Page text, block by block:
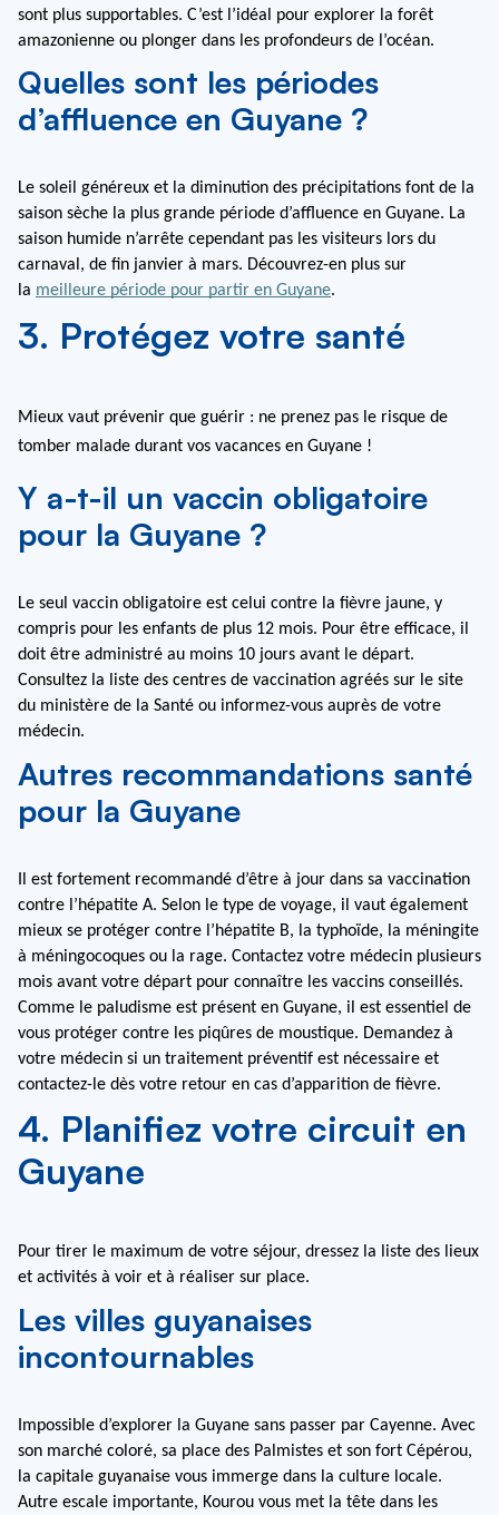
sont plus supportables. C’est l’idéal pour explorer la forêt
amazonienne ou plonger dans les profondeurs de l’océan.
Quelles sont les périodes
d’affluence en Guyane ?
Le soleil généreux et la diminution des précipitations font de la
saison sèche la plus grande période d’affluence en Guyane. La
saison humide n’arrête cependant pas les visiteurs lors du
carnaval, de fin janvier à mars. Découvrez-en plus sur
la meilleure période pour partir en Guyane.
3. Protégez votre santé
Mieux vaut prévenir que guérir : ne prenez pas le risque de
tomber malade durant vos vacances en Guyane !
Y a-t-il un vaccin obligatoire
pour la Guyane ?
Le seul vaccin obligatoire est celui contre la fièvre jaune, y
compris pour les enfants de plus 12 mois. Pour être efficace, il
doit être administré au moins 10 jours avant le départ.
Consultez la liste des centres de vaccination agréés sur le site
du ministère de la Santé ou informez-vous auprès de votre
médecin.
Autres recommandations santé
pour la Guyane
Il est fortement recommandé d’être à jour dans sa vaccination
contre l’hépatite A. Selon le type de voyage, il vaut également
mieux se protéger contre l’hépatite B, la typhoïde, la méningite
à méningocoques ou la rage. Contactez votre médecin plusieurs
mois avant votre départ pour connaître les vaccins conseillés.
Comme le paludisme est présent en Guyane, il est essentiel de
vous protéger contre les piqûres de moustique. Demandez à
votre médecin si un traitement préventif est nécessaire et
contactez-le dès votre retour en cas d’apparition de fièvre.
4. Planifiez votre circuit en
Guyane
Pour tirer le maximum de votre séjour, dressez la liste des lieux
et activités à voir et à réaliser sur place.
Les villes guyanaises
incontournables
Impossible d’explorer la Guyane sans passer par Cayenne. Avec
son marché coloré, sa place des Palmistes et son fort Cépérou,
la capitale guyanaise vous immerge dans la culture locale.
Autre escale importante, Kourou vous met la tête dans les